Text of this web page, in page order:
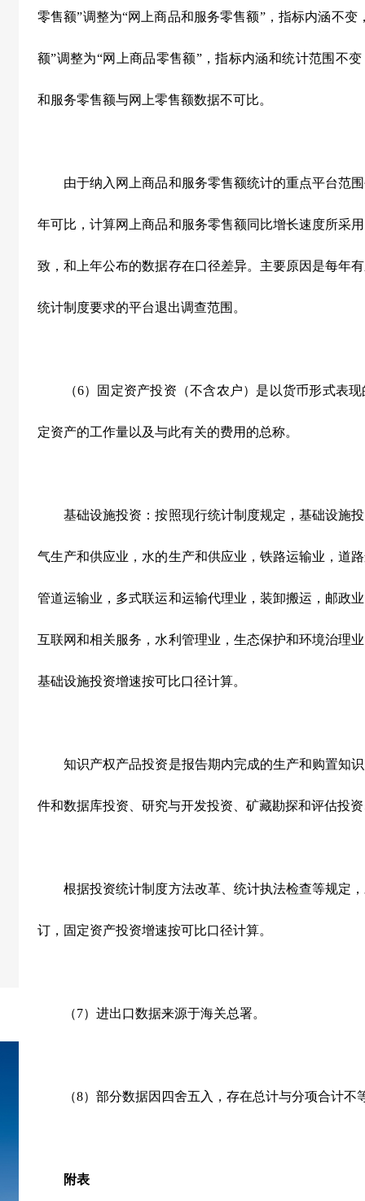
零售额”调整为“网上商品和服务零售额”，指标内涵不
额”调整为“网上商品零售额”，指标内涵和统计范围不
和服务零售额与网上零售额数据不可比。
由于纳入网上商品和服务零售额统计的重点平台范围
年可比，计算网上商品和服务零售额同比增长速度所采
致，和上年公布的数据存在口径差异。主要原因是每年
统计制度要求的平台退出调查范围。
（6）固定资产投资（不含农户）是以货币形式表
定资产的工作量以及与此有关的费用的总称。
基础设施投资：按照现行统计制度规定，基础设施投
气生产和供应业，水的生产和供应业，铁路运输业，道
管道运输业，多式联运和运输代理业，装卸搬运，邮政
互联网和相关服务，水利管理业，生态保护和环境治理
基础设施投资增速按可比口径计算。
知识产权产品投资是报告期内完成的生产和购置知识
件和数据库投资、研究与开发投资、矿藏勘探和评估投
根据投资统计制度方法改革、统计执法检查等规定，
订，固定资产投资增速按可比口径计算。
（7）进出口数据来源于海关总署。
（8）部分数据因四舍五入，存在总计与分项合计不
附表